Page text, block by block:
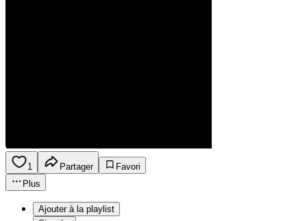
1 Partager
Favori
Plus
Ajouter à la playlist